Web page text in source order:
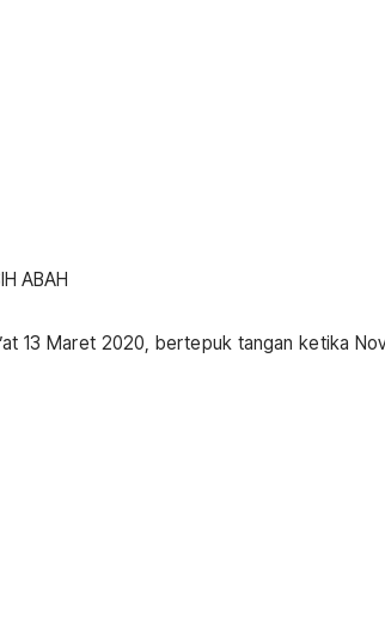
ABAH
13 Maret 2020, bertepuk tangan ketika